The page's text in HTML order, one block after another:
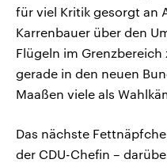
für viel Kritik gesorgt an
Karrenbauer über den
Flügeln im
gerade in den neuen
Maaßen viele als
Das nächste
der CDU-Chefin –